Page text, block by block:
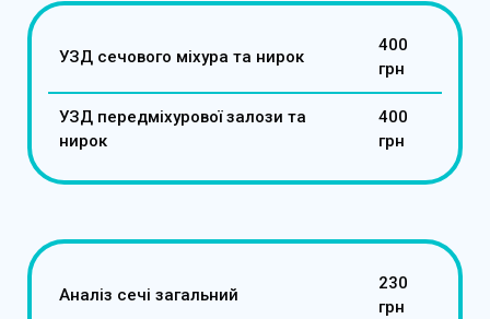
УЗД сечового міхура та нирок
400
грн
УЗД передміхурової залози та
нирок
400
грн
Аналіз сечі загальний
230
грн